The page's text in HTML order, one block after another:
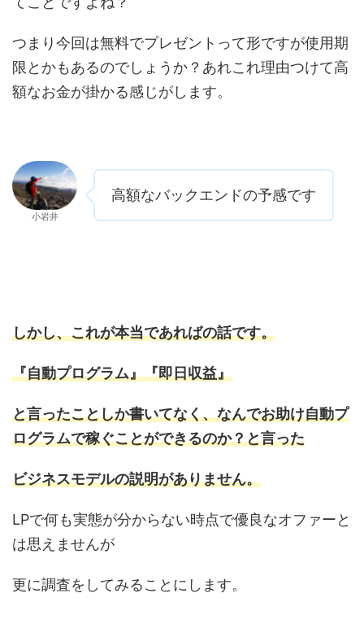
つまり今回は無料でプレゼントって形ですが使用期
限とかもあるのでしょうか？あれこれ理由つけて高
額なお金が掛かる感じがします。
小岩井
高額なバックエンドの予感です
しかし、これが本当であればの話です。
『自動プログラム』『即日収益』
と言ったことしか書いてなく、なんでお助け自動プ
ログラムで稼ぐことができるのか？と言った
ビジネスモデルの説明がありません。
LPで何も実態が分からない時点で優良なオファーと
は思えませんが
更に調査をしてみることにします。